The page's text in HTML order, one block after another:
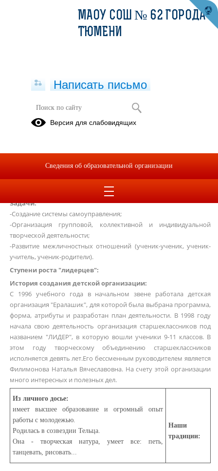
Органы самоуправления
старшеклассников "Лидер".
"Если быть, то быть лучшими!"
Цель:Формирование высоконравственной, творчески активной
Задачи:
-Создание системы самоуправления;
-Организация групповой, коллективной и индивидуальной
творческой деятельности;
-Развитие межличностных отношений (ученик-ученик, ученик-
учитель, ученик-родители).
Ступени роста "лидерцев":
История создания детской организации:
С 1996 учебного года в начальном звене работала детская
организация "Ералашик", для которой была выбрана программа,
форма, атрибуты и разработан план деятельности. В 1998 году
начала свою деятельность организация старшеклассников под
названием "ЛИДЕР", в которую вошли ученики 9-11 классов. В
этом году творческому объединению старшеклассников
исполняется девять лет.Его бессменным руководителем является
Филимонова Наталья Вячеславовна. На счету этой организации
много интересных и полезных дел.
Из личного досье:
имеет высшее образование и огромный опыт
работы с молодежью.
Родилась в созвездии Тельца.
Она - творческая натура, умеет все: петь,
танцевать, рисовать...
Наши
традиции:
МАОУ СОШ № 62 ГОРОДА
ТЮМЕНИ
Написать письмо
Версия для слабовидящих
Сведения об образовательной организации